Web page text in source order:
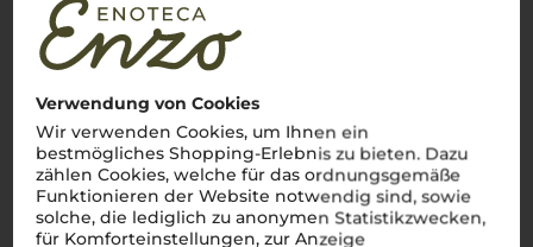
Verwendung von Cookies
Wir verwenden Cookies, um Ihnen ein
bestmögliches Shopping-Erlebnis zu bieten. Dazu
zählen Cookies, welche für das ordnungsgemäße
Funktionieren der Website notwendig sind, sowie
solche, die lediglich zu anonymen Statistikzwecken,
für Komforteinstellungen, zur Anzeige
Mehr Weine aus Barbera d’Asti DOCG